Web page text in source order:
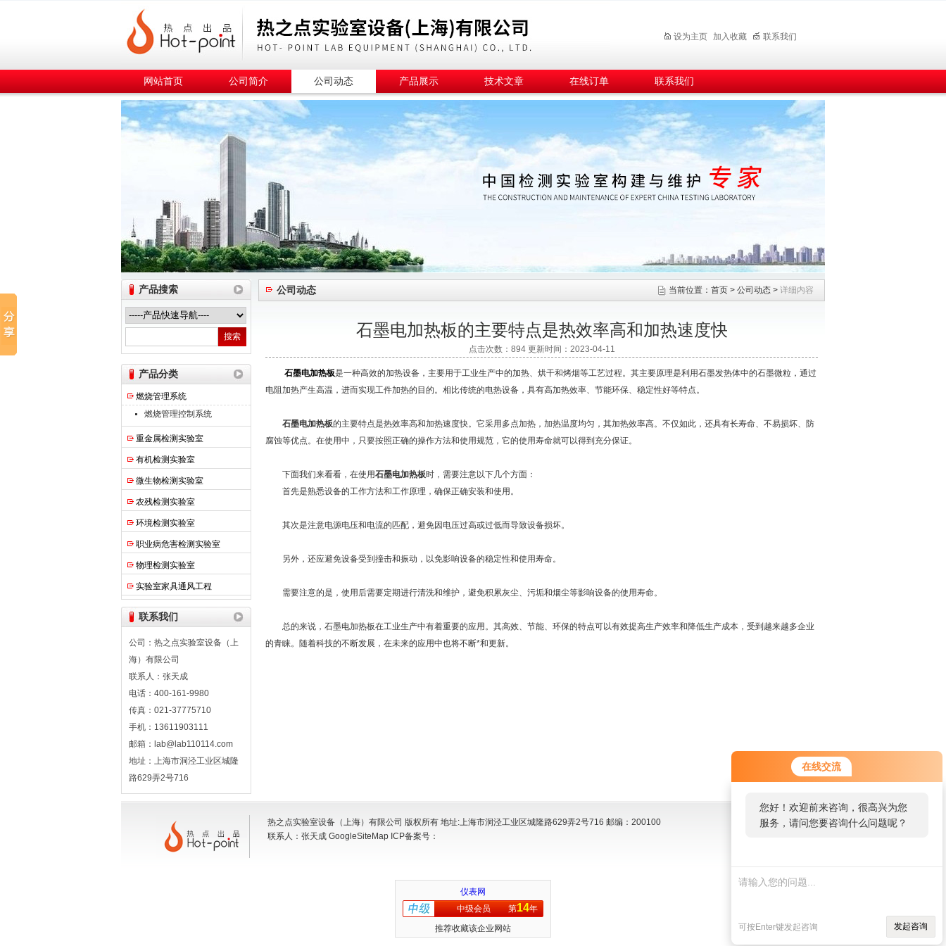
在线交流
您好！欢迎前来咨询，很高兴为您
服务，请问您要咨询什么问题呢？
可按Enter键发起咨询 发起咨询
热之点实验室设备（上海）有限公司
设为主页 加入收藏 联系我们
网站首页 公司简介 公司动态 产品展示 技术文章 在线订单 联系我们
产品搜索
产品分类
燃烧管理系统
燃烧管理控制系统
重金属检测实验室
有机检测实验室
微生物检测实验室
农残检测实验室
环境检测实验室
职业病危害检测实验室
物理检测实验室
实验室家具通风工程
联系我们
公司：热之点实验室设备（上
海）有限公司
联系人：张天成
电话：400-161-9980
传真：021-37775710
手机：13611903111
邮箱：lab@lab110114.com
地址：上海市洞泾工业区城隆
路629弄2号716
公司动态 当前位置： 首页 > 公司动态 > 详细内容
石墨电加热板的主要特点是热效率高和加热速度快
点击次数：894 更新时间：2023-04-11
石墨电加热板是一种高效的加热设备，主要用于工业生产中的加热、烘干和烤烟等工艺过程。其主要原理是利用石墨发热体中的石墨微粒，通过
电阻加热产生高温，进而实现工件加热的目的。相比传统的电热设备，具有高加热效率、节能环保、稳定性好等特点。
石墨电加热板的主要特点是热效率高和加热速度快。它采用多点加热，加热温度均匀，其加热效率高。不仅如此，还具有长寿命、不易损坏、防
腐蚀等优点。在使用中，只要按照正确的操作方法和使用规范，它的使用寿命就可以得到充分保证。
下面我们来看看，在使用石墨电加热板时，需要注意以下几个方面：
首先是熟悉设备的工作方法和工作原理，确保正确安装和使用。
其次是注意电源电压和电流的匹配，避免因电压过高或过低而导致设备损坏。
另外，还应避免设备受到撞击和振动，以免影响设备的稳定性和使用寿命。
需要注意的是，使用后需要定期进行清洗和维护，避免积累灰尘、污垢和烟尘等影响设备的使用寿命。
总的来说，石墨电加热板在工业生产中有着重要的应用。其高效、节能、环保的特点可以有效提高生产效率和降低生产成本，受到越来越多企业
的青睐。随着科技的不断发展，在未来的应用中也将不断*和更新。
热之点实验室设备（上海）有限公司 版权所有 地址:上海市洞泾工业区城隆路629弄2号716 邮编：200100
联系人：张天成 GoogleSiteMap ICP备案号：
仪表网
中级会员
第14年
推荐收藏该企业网站